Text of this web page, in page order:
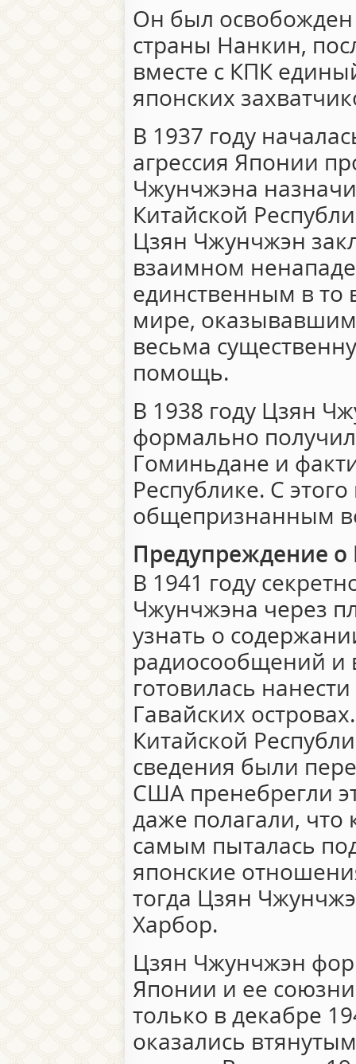
Он был освобожден
страны Нанкин,
вместе с КПК
японских
В 1937 году
агрессия Японии
Чжунчжэна
Китайской
Цзян Чжунчжэн
взаимном
единственным в то
мире, оказывавшим
весьма
помощь.
В 1938 году Цзян
формально
Гоминьдане и
Республике. С
общепризнанным
Предупреждение о
В 1941 году
Чжунчжэна через
узнать о
радиосообщений и
готовилась
Гавайских
Китайской
сведения были
США пренебрегли
даже полагали, что
самым пыталась
японские
тогда Цзян
Харбор.
Цзян Чжунчжэн
Японии и ее
только в декабре
оказались